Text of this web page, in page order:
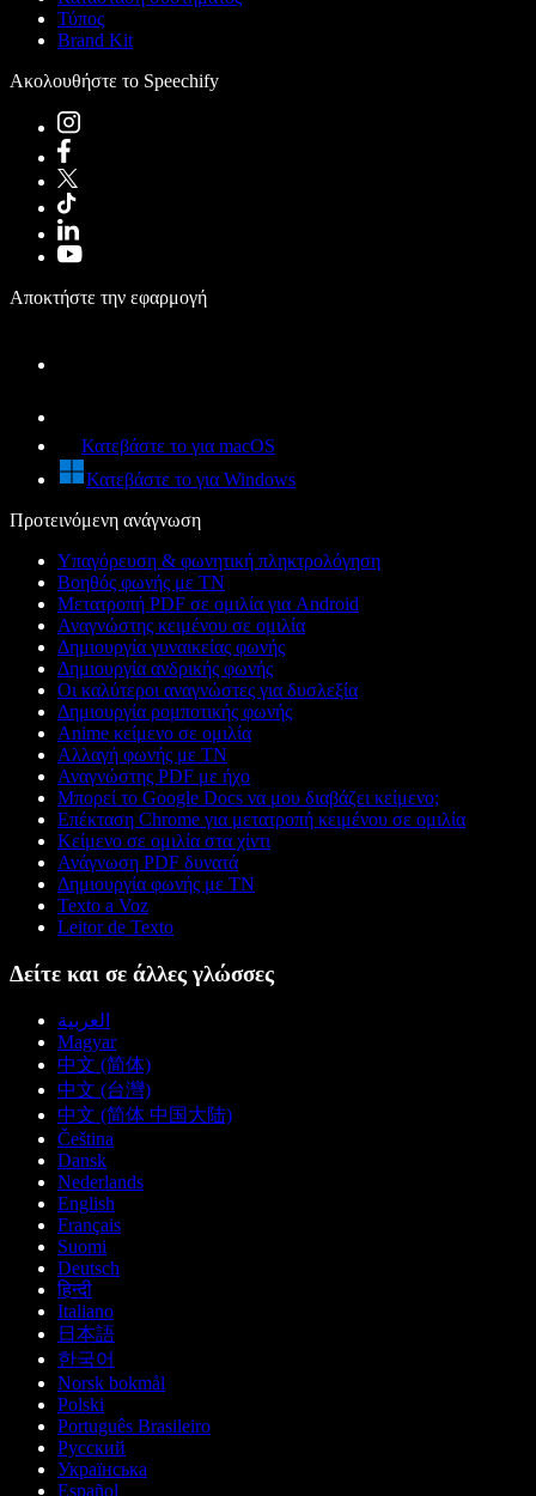
Τύπος
Brand Kit
Ακολουθήστε το Speechify
Αποκτήστε την εφαρμογή
Κατεβάστε το για macOS
Κατεβάστε το για Windows
Προτεινόμενη ανάγνωση
Υπαγόρευση & φωνητική πληκτρολόγηση
Βοηθός φωνής με ΤΝ
Μετατροπή PDF σε ομιλία για Android
Αναγνώστης κειμένου σε ομιλία
Δημιουργία γυναικείας φωνής
Δημιουργία ανδρικής φωνής
Οι καλύτεροι αναγνώστες για δυσλεξία
Δημιουργία ρομποτικής φωνής
Anime κείμενο σε ομιλία
Αλλαγή φωνής με ΤΝ
Αναγνώστης PDF με ήχο
Μπορεί το Google Docs να μου διαβάζει κείμενο;
Επέκταση Chrome για μετατροπή κειμένου σε ομιλία
Κείμενο σε ομιλία στα χίντι
Ανάγνωση PDF δυνατά
Δημιουργία φωνής με ΤΝ
Texto a Voz
Leitor de Texto
Δείτε και σε άλλες γλώσσες
العربية
Magyar
中文 (简体)
中文 (台灣)
中文 (简体 中国大陆)
Čeština
Dansk
Nederlands
English
Français
Suomi
Deutsch
हिन्दी
Italiano
日本語
한국어
Norsk bokmål
Polski
Português Brasileiro
Русский
Українська
Español